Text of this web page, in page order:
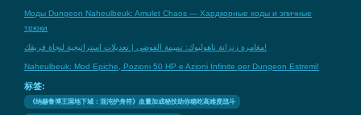
Моды Dungeon Naheulbeuk: Amulet Chaos — Хардкорные ходы и эпичные
трюки
مغامرة زنزانة ناهولبوك: تميمة الفوضى | تعديلات استراتيجية لنجاة فريقك!
Naheulbeuk: Mod Epiche, Pozioni 50 HP e Azioni Infinite per Dungeon Estremi!
标签:
《纳赫鲁博王国地下城：混沌护身符》血量加成秘技助你稳吃高难度战斗